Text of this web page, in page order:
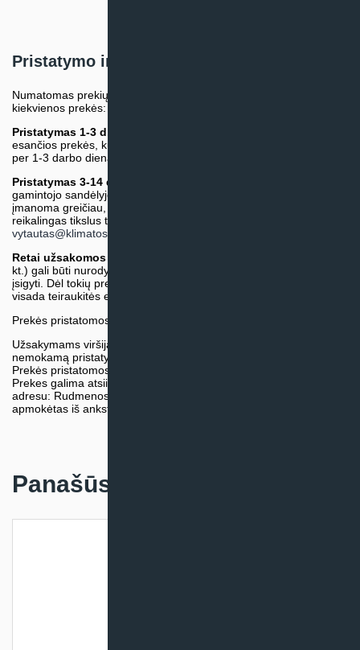
Pristatymo informacija
Numatomas prekių pristatymo terminas nurodomas atskirai prie
kiekvienos prekės:
Pristatymas 1-3 d.d.
esančios prekės, kurių atsiėmimą arba pristatymą galime suruošti
per 1-3 darbo dienas.)
Pristatymas 3-14 d.d. arba ilgiau*
gamintojo sandėlyje esančios prekės. Prekė bus pristatyta kaip
įmanoma greičiau, tačiau tiekimo terminas gali skirtis. Jei
reikalingas tikslus terminas, iš anksto teiraukitės el. paštu:
vytautas@klimatosprendimai.lt
Retai užsakomos specifinės prekė
kt.) gali būti nurodytos su preliminaria kaina, be galimybės jų
įsigyti. Dėl tokių prekių įsigijimo, tikslios kainos ir tiekimo termino
visada teiraukitės el. paštu:
Prekės pristatomos naudojantis kurjerių tarnybų paslaugomis.
Užsakymams viršijantiems 300€ sumą visuomet taikome
nemokamą pristatymą.
Prekės pristatomos visoje Lietuvos teritorijoje.
Prekes galima atsiimti nemokamai patiems, mūsų sandėlio
adresu: Rudmenos g. 5, Kaunas. Užsakymas turi būti pateiktas ir
apmokėtas iš anksto.
Panašūs produktai